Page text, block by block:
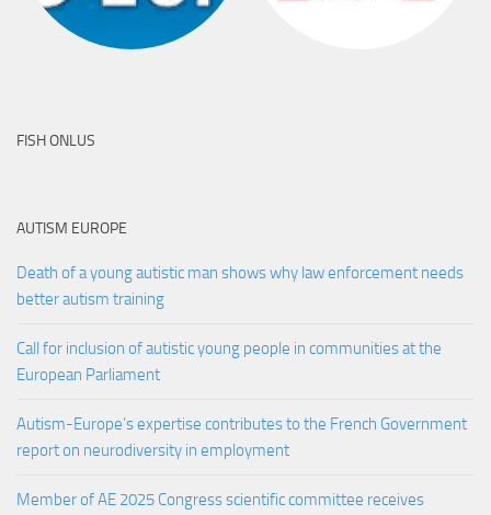
FISH ONLUS
AUTISM EUROPE
Death of a young autistic man shows why law enforcement needs
better autism training
Call for inclusion of autistic young people in communities at the
European Parliament
Autism-Europe’s expertise contributes to the French Government
report on neurodiversity in employment
Member of AE 2025 Congress scientific committee receives